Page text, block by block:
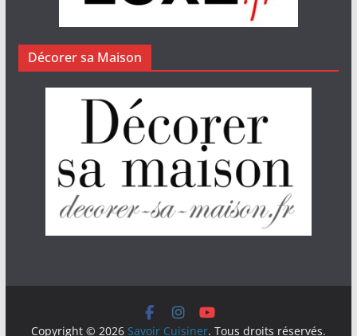
Décorer sa Maison
Copyright © 2026 Savoir Cuisiner. Tous droits réservés.